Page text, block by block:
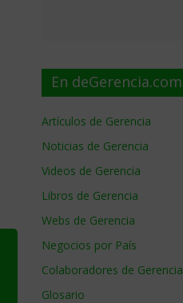
En deGerencia.com
Artículos de Gerencia
Noticias de Gerencia
Videos de Gerencia
Libros de Gerencia
Webs de Gerencia
Negocios por País
Colaboradores de Gerencia
Glosario